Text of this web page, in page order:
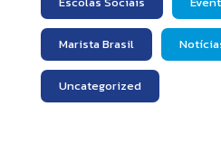
Marista Brasil
Uncategorized